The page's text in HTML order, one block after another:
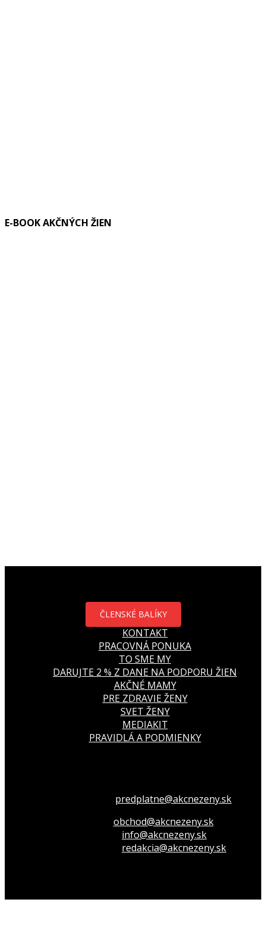
E-BOOK AKČNÝCH ŽIEN
ČLENSKÉ BALÍKY
KONTAKT
PRACOVNÁ PONUKA
TO SME MY
DARUJTE 2 % Z DANE NA PODPORU ŽIEN
AKČNÉ MAMY
PRE ZDRAVIE ŽENY
SVET ŽENY
MEDIAKIT
PRAVIDLÁ A PODMIENKY
predplatne@akcnezeny.sk
obchod@akcnezeny.sk
info@akcnezeny.sk
redakcia@akcnezeny.sk